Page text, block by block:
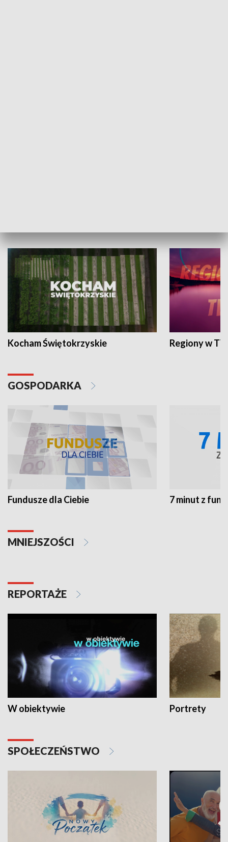
Kocham Świętokrzyskie Regiony w
GOSPODARKA
Fundusze dla Ciebie 7 minut z
MNIEJSZOŚCI
REPORTAŻE
W obiektywie Portrety
SPOŁECZEŃSTWO